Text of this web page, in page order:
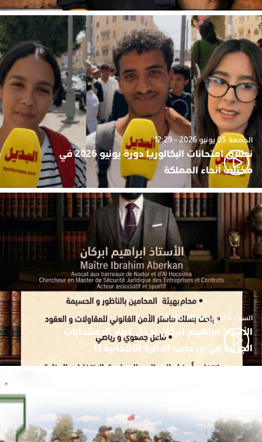
الجمعة 05 يونيو 2026 - 12:29
نطلاق امتحانات البكالوريا دورة يونيو 2026 في
مختلف أنحاء المملكة
السبت 25 أبريل 2026 - 7:30
الأستاذ ابراهيم ابركان يدخل غمار الامنتخابات
الجزئية في بن طيب الدائرة الانتخابية 11